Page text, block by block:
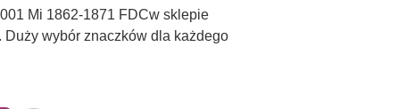
Mi 1862-1871 FDCw sklepie
wybór znaczków dla każdego